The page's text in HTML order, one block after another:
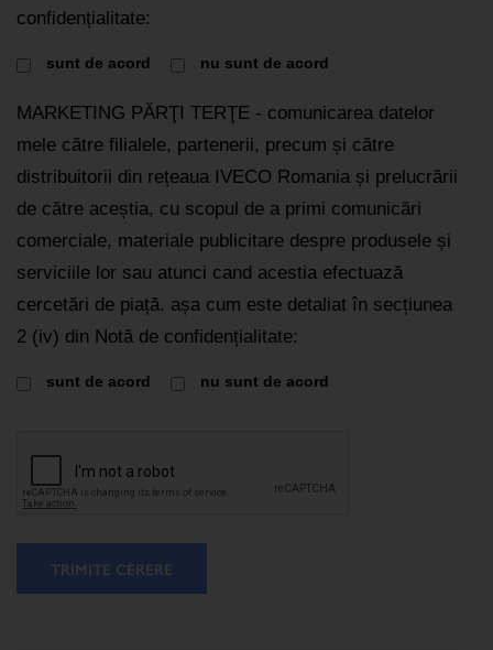
confidențialitate:
sunt de acord nu sunt de acord
MARKETING PĂRŢI TERŢE - comunicarea datelor
mele către filialele, partenerii, precum și către
distribuitorii din rețeaua IVECO Romania și prelucrării
de către aceștia, cu scopul de a primi comunicări
comerciale, materiale publicitare despre produsele și
serviciile lor sau atunci cand acestia efectuază
cercetări de piață. așa cum este detaliat în secțiunea
2 (iv) din Notă de confidențialitate:
sunt de acord nu sunt de acord
TRIMITE CERERE